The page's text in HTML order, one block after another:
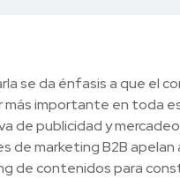
se da énfasis a que el
más importante en toda
de publicidad y
de marketing B2B
de contenidos para